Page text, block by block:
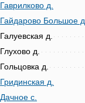
Гаврилково д.
Гайдарово Большое д.
Галуевская д.
Глухово д.
Гольцовка д.
Гридинская д.
Дачное с.